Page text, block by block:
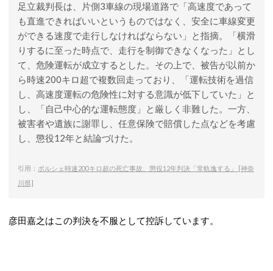
足立裁判長は、片側3車線の現場道路で「高速度であって
も直進できればいいというものではなく、安全に車線変更
ができる速度で走行しなければならない」と指摘。「横滑
りするに至った時点で、走行を制御できなくなった」とし
て、危険運転が成立するとした。その上で、被告が以前か
ら時速200キロ超で複数回走っており、「運転技術を過信
し、高速度運転の危険性に対する意識が低下していた」と
し、「自己中心的な運転態度」と厳しく非難した。一方、
被害者や遺族に謝罪し、任意保険で賠償した点などを考慮
し、懲役12年と結論づけた。
引用： ポルシェ時速200キロ超の死亡事故、懲役12年判決「常軌逸する」 [神奈
川県]
彦田嘉之はこの判決を不服として控訴しています。